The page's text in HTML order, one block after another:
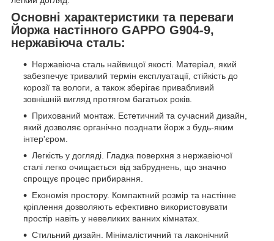
Основні характеристики та переваги
Йоржа настінного GAPPO G904-9,
нержавіюча сталь:
Нержавіюча сталь найвищої якості. Матеріал, який
забезпечує тривалий термін експлуатації, стійкість до
корозії та вологи, а також зберігає привабливий
зовнішній вигляд протягом багатьох років.
Прихований монтаж. Естетичний та сучасний дизайн,
який дозволяє органічно поэднати йорж з будь-яким
інтер'єром.
Легкість у догляді. Гладка поверхня з нержавіючої
сталі легко очищається від забруднень, що значно
спрощує процес прибирання.
Економія простору. Компактний розмір та настінне
кріплення дозволяють ефективно використовувати
простір навіть у невеликих ванних кімнатах.
Стильний дизайн. Мінімалістичний та лаконічний